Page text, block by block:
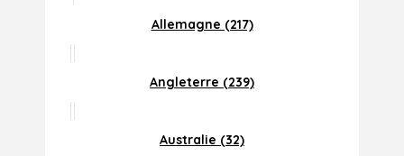
Allemagne (217)
Angleterre (239)
Australie (32)